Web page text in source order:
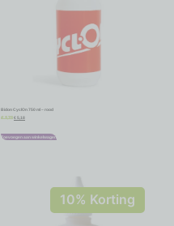
Bidon CyclOn 750 ml – rood
€ 5,75 € 5,18
Toevoegen aan winkelwagen
10% Korting